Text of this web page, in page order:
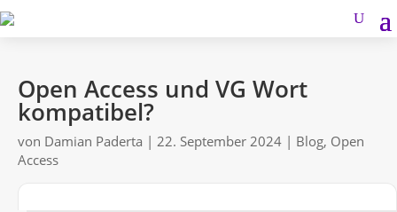
Open Access und VG Wort
kompatibel?
von Damian Paderta | 22. September 2024 | Blog, Open
Access